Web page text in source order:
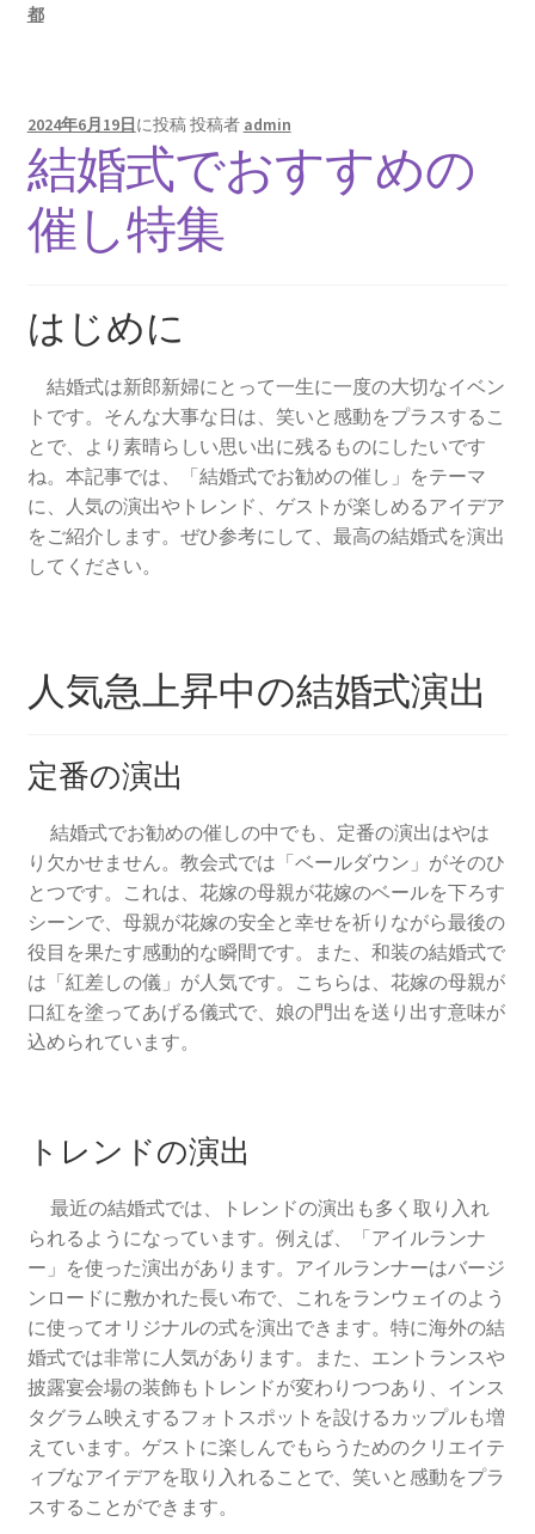
都
2024年6月19日に投稿投稿者 admin
結婚式でおすすめの
催し特集
はじめに
結婚式は新郎新婦にとって一生に一度の大切なイベン
トです。そんな大事な日は、笑いと感動をプラスするこ
とで、より素晴らしい思い出に残るものにしたいです
ね。本記事では、「結婚式でお勧めの催し」をテーマ
に、人気の演出やトレンド、ゲストが楽しめるアイデア
をご紹介します。ぜひ参考にして、最高の結婚式を演出
してください。
人気急上昇中の結婚式演出
定番の演出
結婚式でお勧めの催しの中でも、定番の演出はやは
り欠かせません。教会式では「ベールダウン」がそのひ
とつです。これは、花嫁の母親が花嫁のベールを下ろす
シーンで、母親が花嫁の安全と幸せを祈りながら最後の
役目を果たす感動的な瞬間です。また、和装の結婚式で
は「紅差しの儀」が人気です。こちらは、花嫁の母親が
口紅を塗ってあげる儀式で、娘の門出を送り出す意味が
込められています。
トレンドの演出
最近の結婚式では、トレンドの演出も多く取り入れ
られるようになっています。例えば、「アイルランナ
ー」を使った演出があります。アイルランナーはバージ
ンロードに敷かれた長い布で、これをランウェイのよう
に使ってオリジナルの式を演出できます。特に海外の結
婚式では非常に人気があります。また、エントランスや
披露宴会場の装飾もトレンドが変わりつつあり、インス
タグラム映えするフォトスポットを設けるカップルも増
えています。ゲストに楽しんでもらうためのクリエイテ
ィブなアイデアを取り入れることで、笑いと感動をプラ
スすることができます。